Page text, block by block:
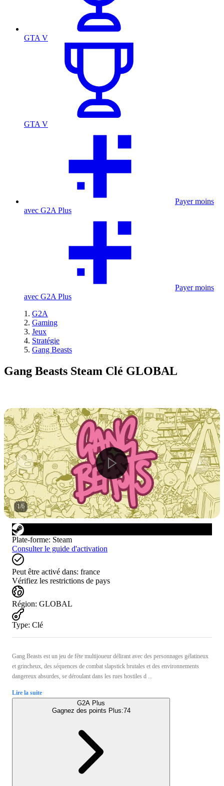
GTA V
GTA V
Payer moins
avec G2A Plus
Payer moins
avec G2A Plus
G2A
Gaming
Jeux
Stratégie
Gang Beasts
Gang Beasts Steam Clé GLOBAL
1/6
Plate-forme: Steam
Consulter le guide d'activation
Peut être activé dans: france
Vérifiez les restrictions de pays
Région: GLOBAL
Type: Clé
Gang Beasts est un jeu de fête multijoueur délirant avec des personnages gélatineux
et grincheux, des séquences de combat slapstick brutales et des environnements
dangereux absurdes, se déroulant dans les rues hostiles d ...
Lire la suite
G2A Plus
Gagnez des points Plus:74